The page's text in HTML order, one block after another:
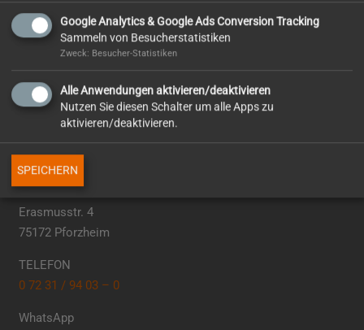
Mitgliedschaften
So erreichen Sie uns
Erasmusstr. 4
75172 Pforzheim
TELEFON
0 72 31 / 94 03 – 0
WhatsApp
Google Analytics & Google Ads Conversion Tracking
Sammeln von Besucherstatistiken
Zweck: Besucher-Statistiken
Alle Anwendungen aktivieren/deaktivieren
Nutzen Sie diesen Schalter um alle Apps zu
aktivieren/deaktivieren.
SPEICHERN